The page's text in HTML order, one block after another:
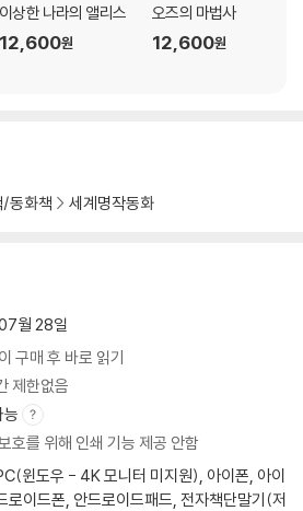
이상한 나라의 앨리스
12,600원
오즈의 마법사
12,600원
동화책 세계명작동화
월 28일
구매 후 바로 읽기
제한없음
호를 위해 인쇄 기능 제공 안함
윈도우 - 4K 모니터 미지원), 아이폰, 아이
로이드폰, 안드로이드패드, 전자책단말기(저